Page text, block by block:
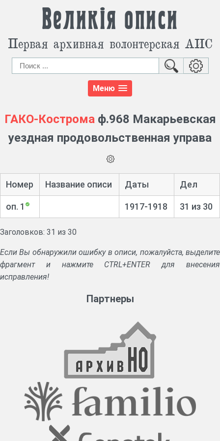
Великія описи
Первая архивная волонтерская АИС
Меню
ГАКО-Костромаф.968 Макарьевская
уездная продовольственная управа
Номер Название описи Даты Дел
оп. 1 1917-1918 31 из 30
Заголовков: 31 из 30
Если Вы обнаружили ошибку в описи, пожалуйста, выделите
фрагмент и нажмите CTRL+ENTER для внесения
исправления!
Партнеры